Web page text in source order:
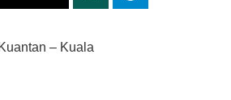
– Kuala